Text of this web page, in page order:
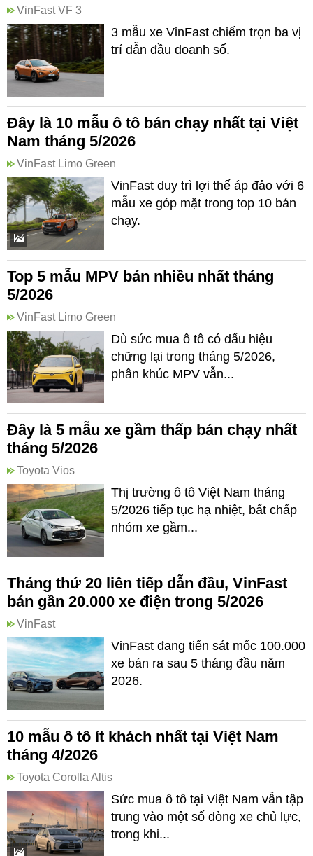
VinFast VF 3
3 mẫu xe VinFast chiếm trọn ba vị
trí dẫn đầu doanh số.
Đây là 10 mẫu ô tô bán chạy nhất tại Việt
Nam tháng 5/2026
VinFast Limo Green
VinFast duy trì lợi thế áp đảo với 6
mẫu xe góp mặt trong top 10 bán
chạy.
Top 5 mẫu MPV bán nhiều nhất tháng
5/2026
VinFast Limo Green
Dù sức mua ô tô có dấu hiệu
chững lại trong tháng 5/2026,
phân khúc MPV vẫn...
Đây là 5 mẫu xe gầm thấp bán chạy nhất
tháng 5/2026
Toyota Vios
Thị trường ô tô Việt Nam tháng
5/2026 tiếp tục hạ nhiệt, bất chấp
nhóm xe gầm...
Tháng thứ 20 liên tiếp dẫn đầu, VinFast
bán gần 20.000 xe điện trong 5/2026
VinFast
VinFast đang tiến sát mốc 100.000
xe bán ra sau 5 tháng đầu năm
2026.
10 mẫu ô tô ít khách nhất tại Việt Nam
tháng 4/2026
Toyota Corolla Altis
Sức mua ô tô tại Việt Nam vẫn tập
trung vào một số dòng xe chủ lực,
trong khi...